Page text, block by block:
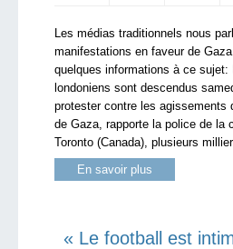
Les médias traditionnels nous
manifestations en faveur de Gaza
quelques informations à ce sujet:
londoniens sont descendus
protester contre les agissements
de Gaza, rapporte la police de
Toronto (Canada), plusieurs
En savoir plus
« Le football est